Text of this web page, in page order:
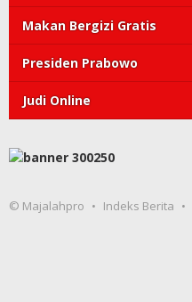
Makan Bergizi Gratis
Presiden Prabowo
Judi Online
© Majalahpro Indeks Berita